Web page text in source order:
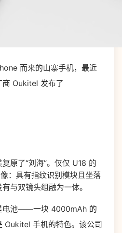
而来的山寨手机，最近
商 Oukitel 发布了
原了“刘海”。仅仅 U18 的
：具有指纹识别模块且坐落
与双镜头组融为一体。
电池——一块 4000mAh 的
Oukitel 手机的特色。该公司